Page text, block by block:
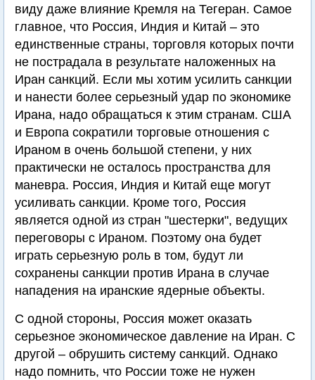
виду даже влияние Кремля на Тегеран. Самое
главное, что Россия, Индия и Китай – это
единственные страны, торговля которых почти
не пострадала в результате наложенных на
Иран санкций. Если мы хотим усилить санкции
и нанести более серьезный удар по экономике
Ирана, надо обращаться к этим странам. США
и Европа сократили торговые отношения с
Ираном в очень большой степени, у них
практически не осталось пространства для
маневра. Россия, Индия и Китай еще могут
усиливать санкции. Кроме того, Россия
является одной из стран "шестерки", ведущих
переговоры с Ираном. Поэтому она будет
играть серьезную роль в том, будут ли
сохранены санкции против Ирана в случае
нападения на иранские ядерные объекты.
С одной стороны, Россия может оказать
серьезное экономическое давление на Иран. С
другой – обрушить систему санкций. Однако
надо помнить, что России тоже не нужен